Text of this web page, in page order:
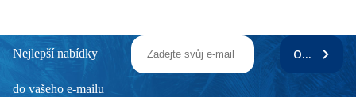
Nejlepší nabídky
do vašeho e-mailu
ODEBÍRAT